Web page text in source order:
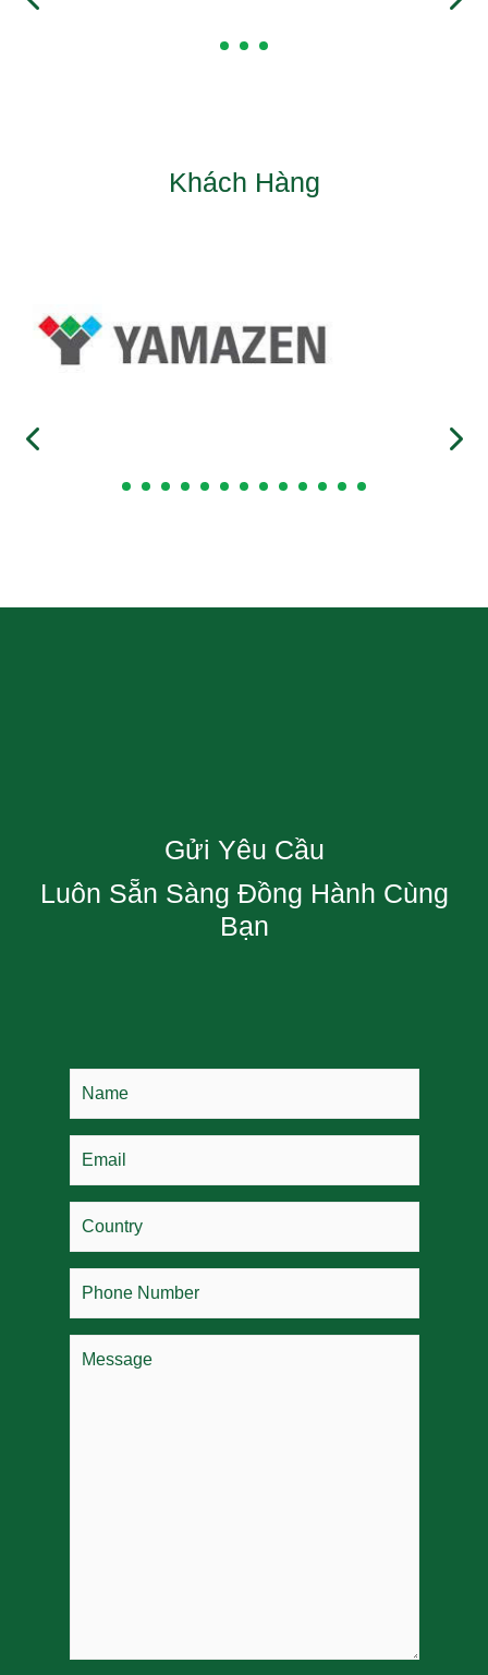
Khách Hàng
Gửi Yêu Cầu
Luôn Sẵn Sàng Đồng Hành Cùng
Bạn